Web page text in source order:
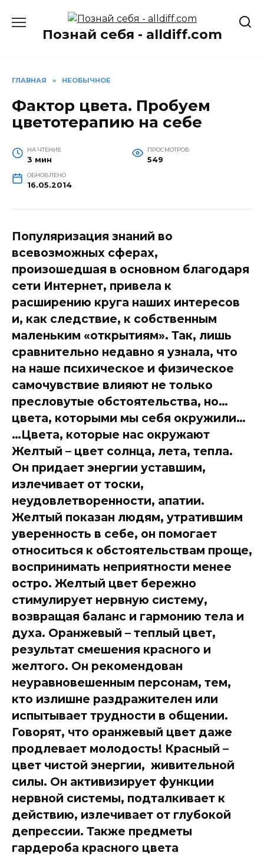
содержаниюПознай себя - alldiff.com
ГЛАВНАЯ » НЕОБЫЧНОЕ
Фактор цвета. Пробуем
цветотерапию на себе
НА ЧТЕНИЕ
3 мин
ПРОСМОТРОВ
549
ОБНОВЛЕНО
16.05.2014
Популяризация знаний во
всевозможных сферах,
произошедшая в основном благодаря
сети Интернет, привела к
расширению круга наших интересов
и, как следствие, к собственным
маленьким «открытиям». Так, лишь
сравнительно недавно я узнала, что
на наше психическое и физическое
самочувствие влияют не только
пресловутые обстоятельства, но…
цвета, которыми мы себя окружили…
…Цвета, которые нас окружают
Желтый – цвет солнца, лета, тепла.
Он придает энергии уставшим,
излечивает от тоски,
неудовлетворенности, апатии.
Желтый показан людям, утратившим
уверенность в себе, он помогает
относиться к обстоятельствам проще,
воспринимать неприятности менее
остро. Желтый цвет бережно
стимулирует нервную систему,
возвращая баланс и гармонию тела и
духа. Оранжевый – теплый цвет,
результат смешения красного и
желтого. Он рекомендован
неуравновешенным персонам, тем,
кто излишне раздражителен или
испытывает трудности в общении.
Говорят, что оранжевый цвет даже
продлевает молодость! Красный –
цвет чистой энергии, живительной
силы. Он активизирует функции
нервной системы, подталкивает к
действию, излечивает от глубокой
депрессии. Также предметы
гардероба красного цвета